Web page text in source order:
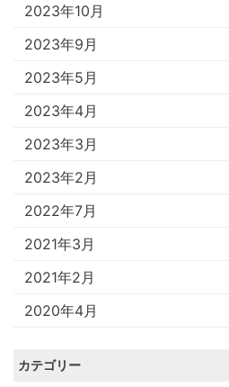
2023年10月
2023年9月
2023年5月
2023年4月
2023年3月
2023年2月
2022年7月
2021年3月
2021年2月
2020年4月
カテゴリー